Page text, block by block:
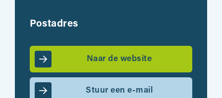
Postadres
Naar de website
Stuur een e-mail